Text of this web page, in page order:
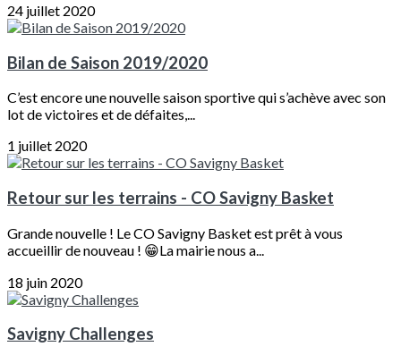
24 juillet 2020
Bilan de Saison 2019/2020
C’est encore une nouvelle saison sportive qui s’achève avec son
lot de victoires et de défaites,...
1 juillet 2020
Retour sur les terrains - CO Savigny Basket
Grande nouvelle ! Le CO Savigny Basket est prêt à vous
accueillir de nouveau ! 😁La mairie nous a...
18 juin 2020
Savigny Challenges